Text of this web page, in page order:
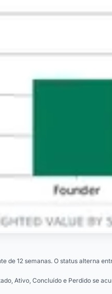
de 12 semanas. O status alterna
Ativo, Concluído e Perdido se